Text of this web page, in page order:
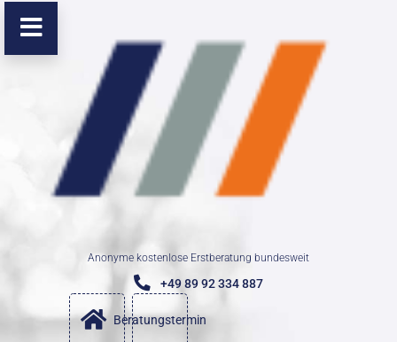
Anonyme kostenlose Erstberatung bundesweit
+49 89 92 334 887
Beratungstermin